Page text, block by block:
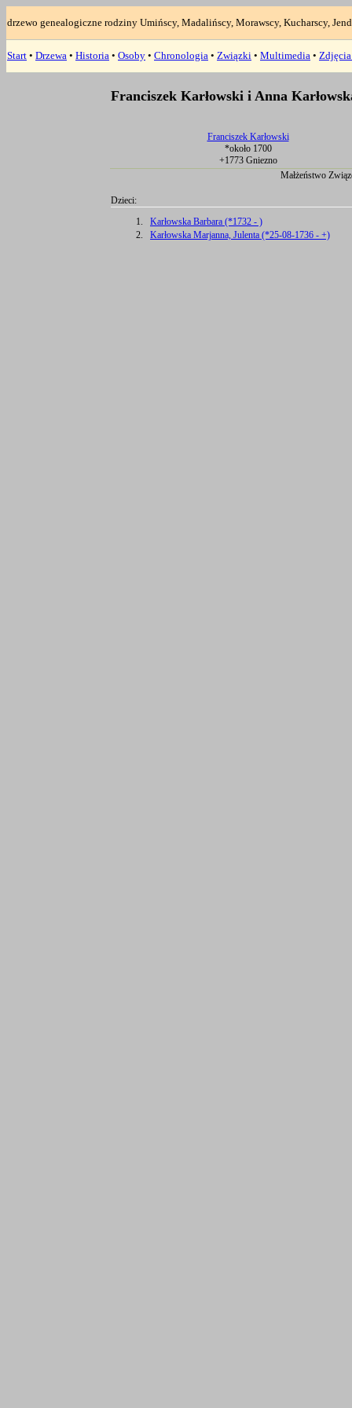
drzewo genealogiczne rodziny Umińscy, Madalińscy, Morawscy, Kucharscy,
Start • Drzewa • Historia • Osoby • Chronologia • Związki • Multimedia •
Franciszek Karłowski i Anna
Franciszek Karłowski
*około 1700
+1773 Gniezno
Małżeństwo
Dzieci:
1.
Karłowska Barbara (*1732 - )
2.
Karłowska Marjanna, Julenta (*25-08-1736 - +)